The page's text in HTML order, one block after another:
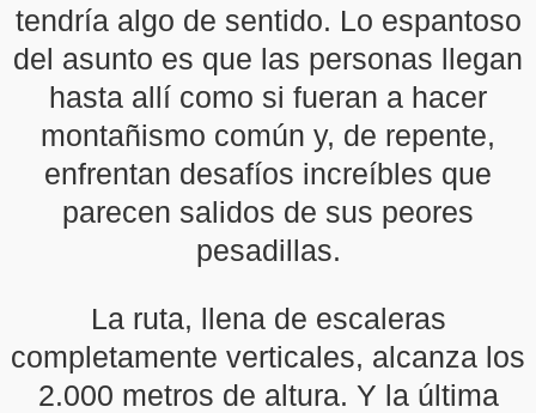
tendría algo de sentido. Lo espantoso
del asunto es que las personas llegan
hasta allí como si fueran a hacer
montañismo común y, de repente,
enfrentan desafíos increíbles que
parecen salidos de sus peores
pesadillas.
La ruta, llena de escaleras
completamente verticales, alcanza los
2.000 metros de altura. Y la última